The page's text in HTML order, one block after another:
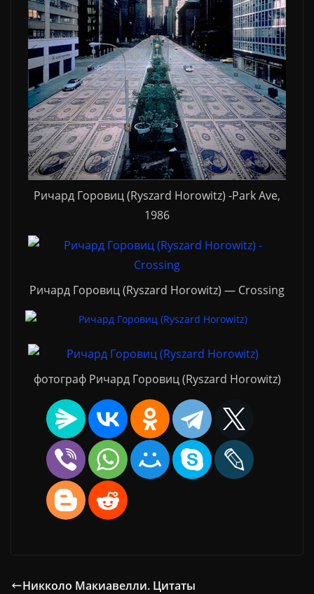
Ричард Горовиц (Ryszard Horowitz) -Park Ave,
1986
Ричард Горовиц (Ryszard Horowitz) — Crossing
фотограф Ричард Горовиц (Ryszard Horowitz)
Никколо Макиавелли. Цитаты